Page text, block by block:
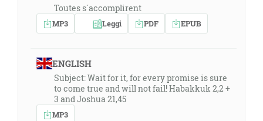
Toutes s´accomplirent
MP3 Leggi PDF EPUB
ENGLISH
Subject: Wait for it, for every promise is sure
to come true and will not fail! Habakkuk 2,2 +
3 and Joshua 21,45
MP3